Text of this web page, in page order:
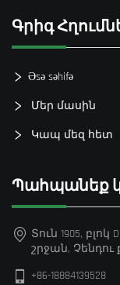
Գրիգ
Əsə səhifə
Մեր մասին
Կապ մեզ հետ
Պահպանեք
Տուն 1905,
շրջան,
+86-18884139528